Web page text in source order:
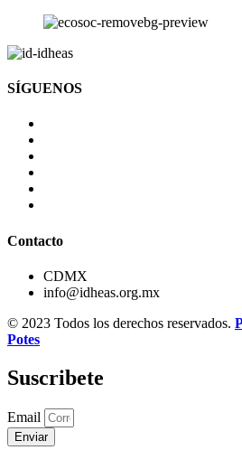
SÍGUENOS
Contacto
CDMX
info@idheas.org.mx
© 2023 Todos los derechos reservados.
Potes
Suscribete
Email
Enviar